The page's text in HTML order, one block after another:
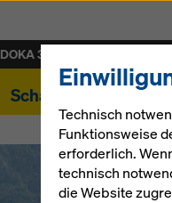
DOKA 360
Schalung & Gerüst
Technisch
Funktionsweise
erforderlich.
technisch
die Website